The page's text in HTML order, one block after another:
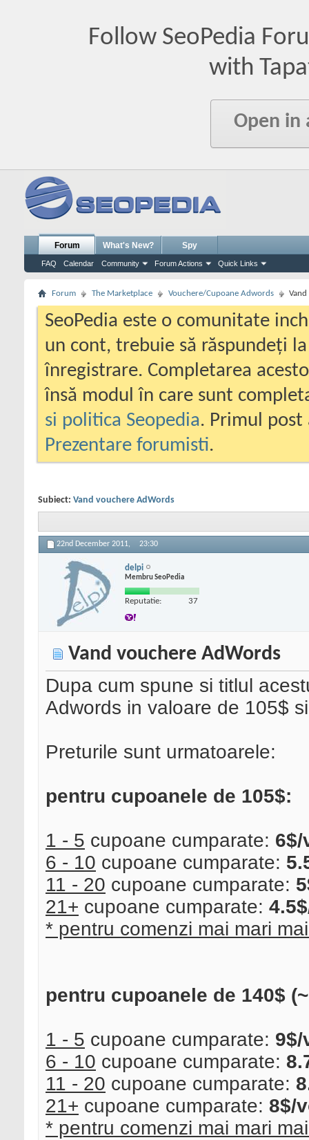
Follow SeoPedia
with
Open in
Forum
FAQ Calendar Community Forum Actions Quick Links
What's New? Spy
Forum The Marketplace Vouchere/Cupoane Adwords
SeoPedia este o comunitate
un cont, trebuie să răspundeți
înregistrare. Completarea
însă modul în care sunt
si politica Seopedia. Primul
Prezentare forumisti.
Subiect: Vand vouchere AdWords
22nd December 2011, 23:30
delpi
Membru SeoPedia
Reputatie: 37
Vand vouchere AdWords
Dupa cum spune si titlul
Adwords in valoare de 105$
Preturile sunt urmatoarele:
pentru cupoanele de 105$:
1 - 5 cupoane cumparate:
6 - 10 cupoane cumparate:
11 - 20 cupoane cumparate:
21+ cupoane cumparate:
* pentru comenzi mai mari
pentru cupoanele de 140$
1 - 5 cupoane cumparate:
6 - 10 cupoane cumparate:
11 - 20 cupoane cumparate:
21+ cupoane cumparate: 8$/
* pentru comenzi mai mari